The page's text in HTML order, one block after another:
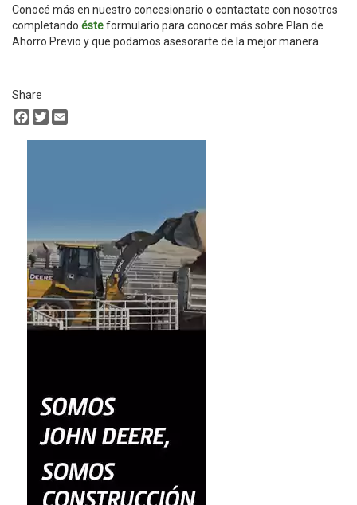
Conocé más en nuestro concesionario o contactate con nosotros
completando ésteformulario para conocer más sobre Plan de
Ahorro Previo y que podamos asesorarte de la mejor manera.
Share
Facebook
Twitter